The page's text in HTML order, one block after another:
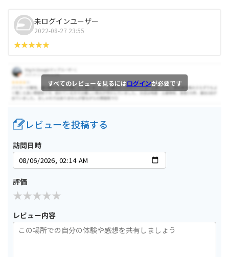
未ログインユーザー
2022-08-27 23:55
すべてのレビューを見るにはログインが必要です
レビューを投稿する
訪問日時
評価
レビュー内容